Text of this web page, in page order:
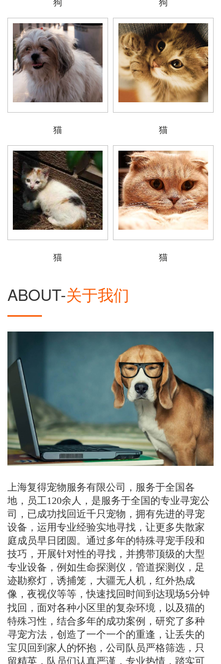
猫 猫
猫 猫
ABOUT-关于我们
上海复得宠物服务有限公司，服务于全国各
地，员工120余人，是服务于全国的专业寻宠公
司，‌‌已成功找回近千只宠物，拥有先进的寻宠
设备，运用专业经验实地寻找，让更多失散家
庭成员早日团圆。通过多年的特殊寻宠手段和
技巧，开展针对性的寻找，并携带顶级的大型
专业设备，例如生命探测仪，管道探测仪，足
迹勘察灯，诱捕笼，大疆无人机，红外热成
像，夜视仪等等，快速找回时间到达现场5分钟
找回，面对各种小区里的复杂环境，以及猫的
特殊习性，结合多年的成功案例，研究了多种
寻宠方法，创造了一个一个的重逢，让丢失的
宝贝回到家人的怀抱，公司队员严格筛选，只
留精英，队员们认真严谨，专业热情，踏实可